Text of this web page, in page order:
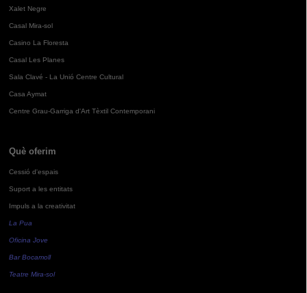
Xalet Negre
Casal Mira-sol
Casino La Floresta
Casal Les Planes
Sala Clavé - La Unió Centre Cultural
Casa Aymat
Centre Grau-Garriga d'Art Tèxtil Contemporani
Què oferim
Cessió d'espais
Suport a les entitats
Impuls a la creativitat
La Pua
Oficina Jove
Bar Bocamoll
Teatre Mira-sol